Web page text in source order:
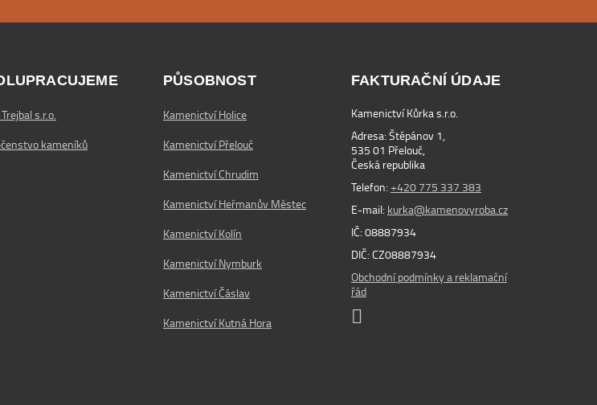
s.r.o.
kameníků
PŮSOBNOST
Kamenictví Holice
Kamenictví Přelouč
Kamenictví Chrudim
Kamenictví Heřmanův Městec
Kamenictví Kolín
Kamenictví Nymburk
Kamenictví Čáslav
Kamenictví Kutná Hora
FAKTURAČNÍ ÚDAJE
Kamenictví Kůrka s.r.o.
Adresa: Štěpánov 1,
535 01 Přelouč,
Česká republika
Telefon:+420 775 337 383
E-mail:kurka@kamenovyroba.cz
IČ: 08887934
DIČ: CZ08887934
Obchodní podmínky a reklamační
řád